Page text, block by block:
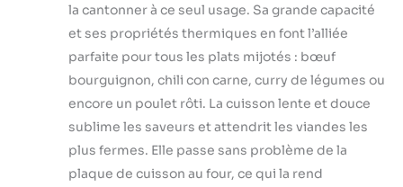
la cantonner à ce seul usage. Sa grande capacité
et ses propriétés thermiques en font l’alliée
parfaite pour tous les plats mijotés : bœuf
bourguignon, chili con carne, curry de légumes ou
encore un poulet rôti. La cuisson lente et douce
sublime les saveurs et attendrit les viandes les
plus fermes. Elle passe sans problème de la
plaque de cuisson au four, ce qui la rend